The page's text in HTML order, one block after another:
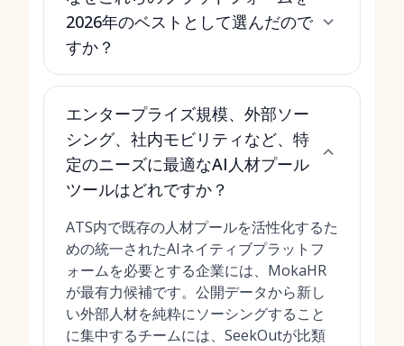
2026年のベストとして選んだので
すか？
エンタープライズ規模、外部ソー
シング、社内モビリティなど、特
定のニーズに最適なAI人材プール
ツールはどれですか？
ATS内で既存の人材プールを活性化するた
めの統一されたAIネイティブプラットフ
ォームを必要とする企業には、MokaHR
が最有力候補です。公開データから新し
い外部人材を純粋にソーシングすること
に集中するチームには、SeekOutが比類